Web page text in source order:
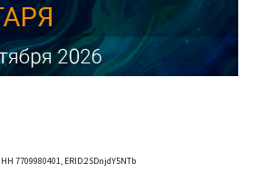
7709980401, ERID:2SDnjdY5NTb